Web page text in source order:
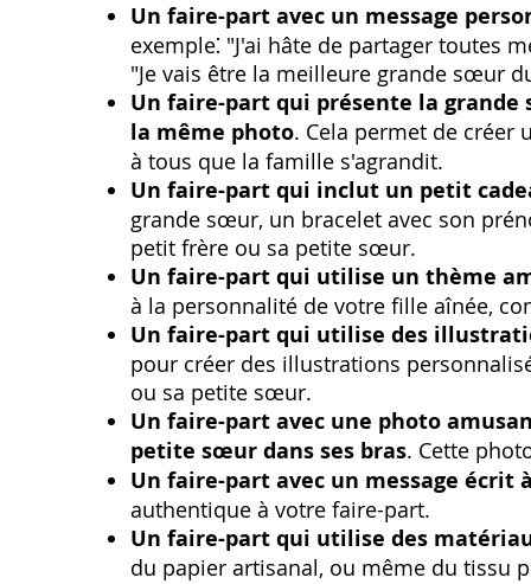
Un faire-part avec un message
exemple⁚ "J'ai hâte de partager toutes
"Je vais être la meilleure grande sœur
Un faire-part qui présente la
la même photo. Cela permet de créer
à tous que la famille s'agrandit.
Un faire-part qui inclut un petit
grande sœur‚ un bracelet avec son
petit frère ou sa petite sœur.
Un faire-part qui utilise un thème
à la personnalité de votre fille aînée‚
Un faire-part qui utilise des
pour créer des illustrations
ou sa petite sœur.
Un faire-part avec une photo
petite sœur dans ses bras. Cette
Un faire-part avec un message écrit
authentique à votre faire-part.
Un faire-part qui utilise des
du papier artisanal‚ ou même du tissu